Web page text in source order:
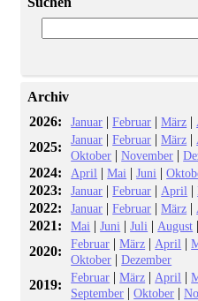
Archiv
2026:
Januar |Februar |März |
2025: Januar |Februar |März |
Oktober |November |
2024: April |Mai |Juni |
2023: Januar |Februar | April |
2022: Januar |Februar |März |
2021: Mai |Juni |Juli | August |
2020: Februar |März | April |
Oktober |Dezember
2019: Februar |März | April |
September |Oktober |